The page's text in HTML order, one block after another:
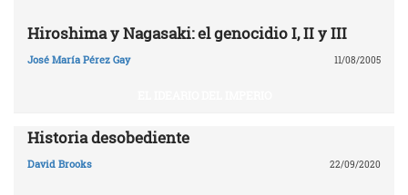
Hiroshima y Nagasaki: el genocidio I, II y III
José María Pérez Gay 11/08/2005
Historia desobediente
David Brooks 22/09/2020